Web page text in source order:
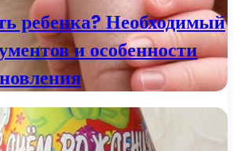
ребенка? Необходимый
и особенности